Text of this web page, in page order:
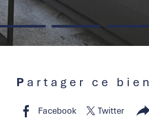
Partager ce bien
Facebook Twitter